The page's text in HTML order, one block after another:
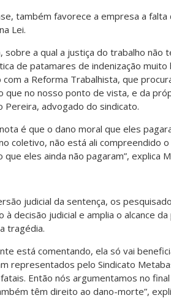
também favorece a empresa a
Lei.
sobre a qual a justiça do trabalho não
de patamares de indenização muito
a Reforma Trabalhista, que
que no nosso ponto de vista, e da
Pereira, advogado do sindicato.
é que o dano moral que eles
coletivo, não está ali compreendido
eles ainda não pagaram”, explica
judicial da sentença, os
decisão judicial e amplia o alcance da
tragédia.
está comentando, ela só vai
representados pelo Sindicato
Então nós argumentamos no
têm direito ao dano-morte”,